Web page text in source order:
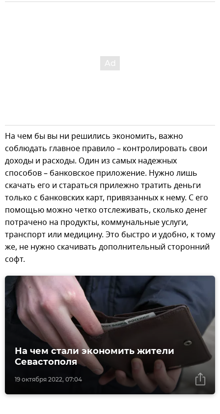
На чем бы вы ни решились экономить, важно
соблюдать главное правило – контролировать свои
доходы и расходы. Один из самых надежных
способов – банковское приложение. Нужно лишь
скачать его и стараться прилежно тратить деньги
только с банковских карт, привязанных к нему. С его
помощью можно четко отслеживать, сколько денег
потрачено на продукты, коммунальные услуги,
транспорт или медицину. Это быстро и удобно, к тому
же, не нужно скачивать дополнительный сторонний
софт.
19 октября 2022, 07:04
На чем стали экономить жители
Севастополя